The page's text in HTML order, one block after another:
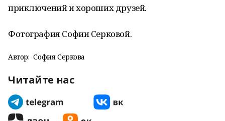
приключений и хороших друзей.
Фотография Софии Серковой.
Автор: София Серкова
Читайте нас